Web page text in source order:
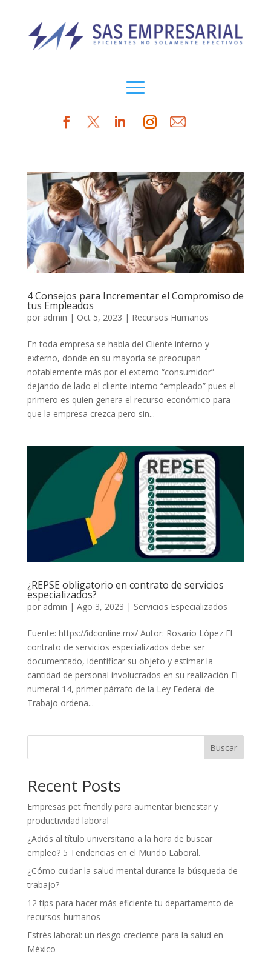
4 Consejos para Incrementar el Compromiso de
tus Empleados
por admin | Oct 5, 2023 | Recursos Humanos
En toda empresa se habla del Cliente interno y
externo, donde en su mayoría se preocupan
notablemente más por el externo “consumidor”
dejando de lado el cliente interno “empleado” pues el
primero es quien genera el recurso económico para
que la empresa crezca pero sin...
¿REPSE obligatorio en contrato de servicios
especializados?
por admin | Ago 3, 2023 | Servicios Especializados
Fuente: https://idconline.mx/ Autor: Rosario López El
contrato de servicios especializados debe ser
documentado, identificar su objeto y estimar la
cantidad de personal involucrados en su realización El
numeral 14, primer párrafo de la Ley Federal de
Trabajo ordena...
Buscar
Recent Posts
Empresas pet friendly para aumentar bienestar y
productividad laboral
¿Adiós al título universitario a la hora de buscar
empleo? 5 Tendencias en el Mundo Laboral.
¿Cómo cuidar la salud mental durante la búsqueda de
trabajo?
12 tips para hacer más eficiente tu departamento de
recursos humanos
Estrés laboral: un riesgo creciente para la salud en
México